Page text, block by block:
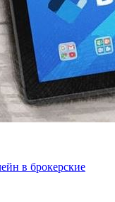
в брокерские